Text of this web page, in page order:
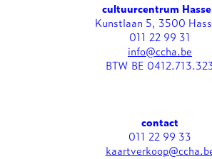
cultuurcentrum
Kunstlaan 5, 3500
011 22 99 31
info@ccha.be
BTW BE
contact
011 22 99 33